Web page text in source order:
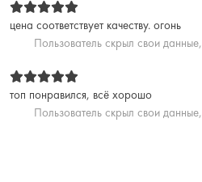
цена соответствует качеству. огонь
Пользователь скрыл свои данные,
топ понравился, всё хорошо
Пользователь скрыл свои данные,